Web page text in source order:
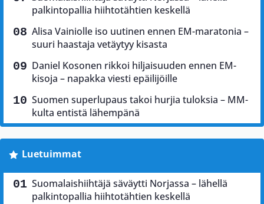
palkintopallia hiihtotähtien keskellä
Alisa Vainiolle iso uutinen ennen EM-maratonia –
suuri haastaja vetäytyy kisasta
Daniel Kosonen rikkoi hiljaisuuden ennen EM-
kisoja – napakka viesti epäilijöille
Suomen superlupaus takoi hurjia tuloksia – MM-
kulta entistä lähempänä
Luetuimmat
Suomalaishiihtäjä säväytti Norjassa – lähellä
palkintopallia hiihtotähtien keskellä